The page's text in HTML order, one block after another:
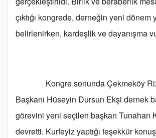
çıktığı kongrede, derneğin yeni dönem
belirlenirken, kardeşlik ve dayanışma
Kongre sonunda Çekmeköy
Başkanı Hüseyin Dursun Ekşi dernek
görevini yeni seçilen başkan Tunahan
devretti. Kurfeyiz yaptığı teşekkür